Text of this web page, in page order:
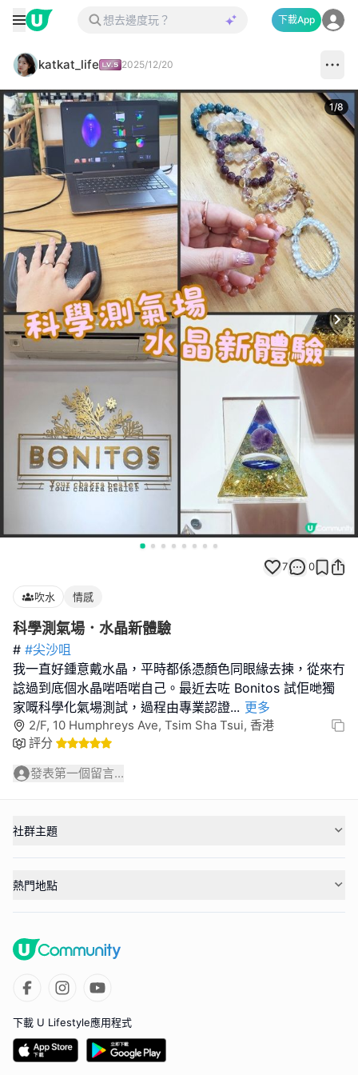
下載App
katkat_life 2025/12/20
1/8
7 0
吹水 情感
科學測氣場．水晶新體驗
# #尖沙咀
我一直好鍾意戴水晶，平時都係憑顏色同眼緣去揀，從來冇
諗過到底個水晶啱唔啱自己。最近去咗 Bonitos 試佢哋獨
家嘅科學化氣場測試，過程由專業認證... 更多
2/F, 10 Humphreys Ave, Tsim Sha Tsui, 香港
評分
發表第一個留言...
社群主題
熱門地點
下載 U Lifestyle應用程式